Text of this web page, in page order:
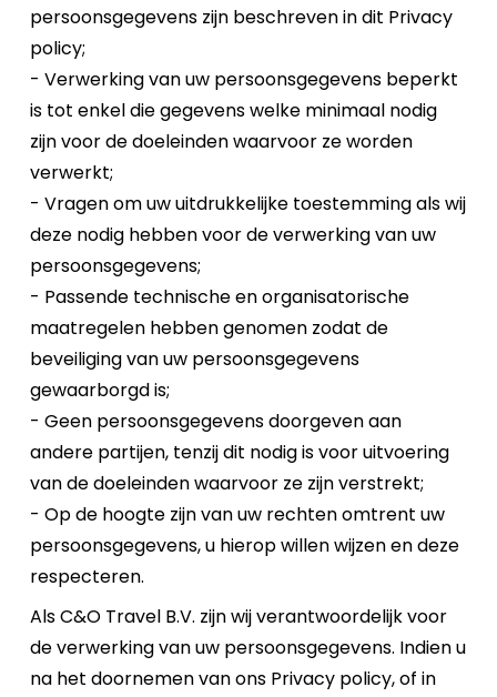
persoonsgegevens zijn beschreven in dit Privacy
policy;
- Verwerking van uw persoonsgegevens beperkt
is tot enkel die gegevens welke minimaal nodig
zijn voor de doeleinden waarvoor ze worden
verwerkt;
- Vragen om uw uitdrukkelijke toestemming als wij
deze nodig hebben voor de verwerking van uw
persoonsgegevens;
- Passende technische en organisatorische
maatregelen hebben genomen zodat de
beveiliging van uw persoonsgegevens
gewaarborgd is;
- Geen persoonsgegevens doorgeven aan
andere partijen, tenzij dit nodig is voor uitvoering
van de doeleinden waarvoor ze zijn verstrekt;
- Op de hoogte zijn van uw rechten omtrent uw
persoonsgegevens, u hierop willen wijzen en deze
respecteren.
Als C&O Travel B.V. zijn wij verantwoordelijk voor
de verwerking van uw persoonsgegevens. Indien u
na het doornemen van ons Privacy policy, of in